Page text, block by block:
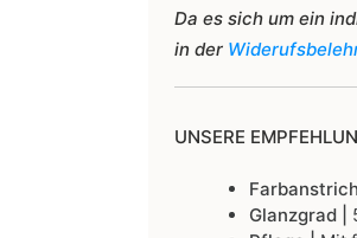
Da es sich um ein
in der
UNSERE
Farbanstrich
Glanzgrad |